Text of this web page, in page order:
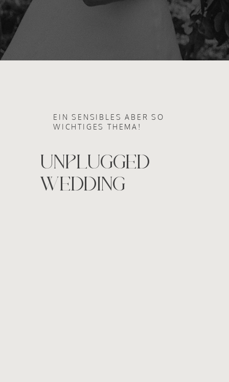
EIN SENSIBLES ABER SO
WICHTIGES THEMA!
UNPLUGGED
WEDDING